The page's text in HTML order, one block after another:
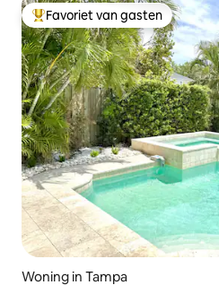
Topfavoriet van gasten
Favoriet van gasten
Woning in Tampa